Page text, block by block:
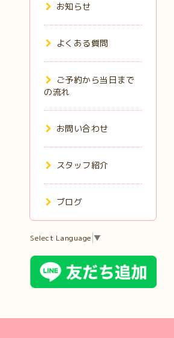
お知らせ
よくある質問
ご予約から当日まで
の流れ
お問い合わせ
スタッフ紹介
ブログ
Select Language ▼